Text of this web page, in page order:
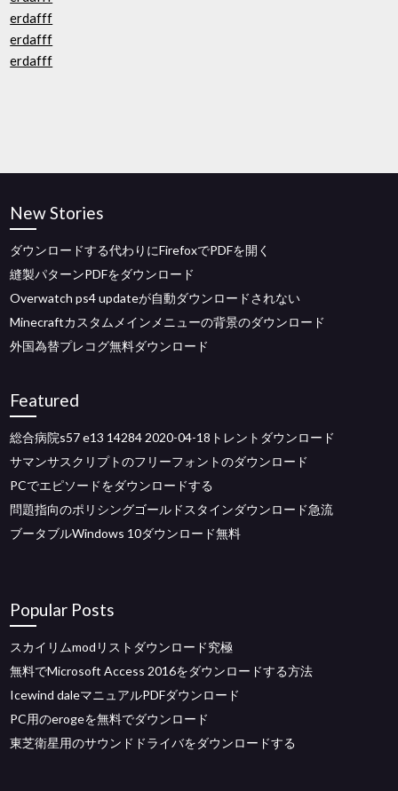
erdafff
erdafff
erdafff
New Stories
ダウンロードする代わりにFirefoxでPDFを開く
縫製パターンPDFをダウンロード
Overwatch ps4 updateが自動ダウンロードされない
Minecraftカスタムメインメニューの背景のダウンロード
外国為替プレコグ無料ダウンロード
Featured
総合病院s57 e13 14284 2020-04-18トレントダウンロード
サマンサスクリプトのフリーフォントのダウンロード
PCでエピソードをダウンロードする
問題指向のポリシングゴールドスタインダウンロード急流
ブータブルWindows 10ダウンロード無料
Popular Posts
スカイリムmodリストダウンロード究極
無料でMicrosoft Access 2016をダウンロードする方法
Icewind daleマニュアルPDFダウンロード
PC用のerogeを無料でダウンロード
東芝衛星用のサウンドドライバをダウンロードする